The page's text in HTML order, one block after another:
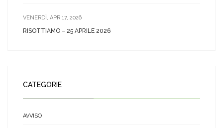
VENERDÌ, APR 17, 2026
RISOTTIAMO – 25 APRILE 2026
CATEGORIE
AVVISO